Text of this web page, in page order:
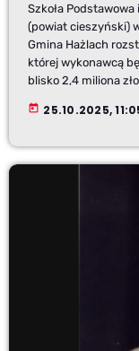
Szkoła
(powiat cieszyński)
Gmina Hażlach
której wykonawcą
blisko 2,4 miliona
today 25.10.2025,